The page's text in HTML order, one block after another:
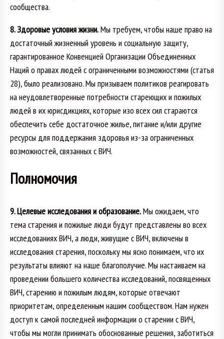
сообщества.
8. Здоровые условия жизни.Мы требуем, чтобы наше право на
достаточный жизненный уровень и социальную защиту,
гарантированное Конвенцией Организации Объединенных
Наций о правах людей с ограниченными возможностями (статья
28), было реализовано. Мы призываем политиков реагировать
на неудовлетворенные потребности стареющих и пожилых
людей в их юрисдикциях, которые изо всех сил стараются
обеспечить себе достаточное жилье, питание и/или другие
ресурсы для поддержания здоровья из-за ограниченных
возможностей, связанных с ВИЧ.
Полномочия
9. Целевые исследования и образование.Мы ожидаем, что
тема старения и пожилые люди будут представлены во всех
исследованиях ВИЧ, а люди, живущие с ВИЧ, включены в
исследования старения, поскольку мы ясно понимаем, что их
результаты влияют на наше благополучие. Мы настаиваем на
проведении большего количества исследований, посвященных
ВИЧ, старению и пожилым людям, которые отвечают
приоритетам, определенным нашим сообществом. Нам нужен
доступ к самой последней информации о старении с ВИЧ,
чтобы мы могли принимать обоснованные решения, заботиться